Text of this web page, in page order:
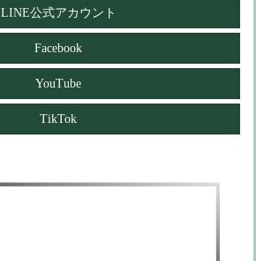
LINE公式アカウント
Facebook
YouTube
TikTok